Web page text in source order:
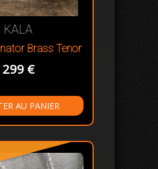
KALA
Brass Tenor
299 €